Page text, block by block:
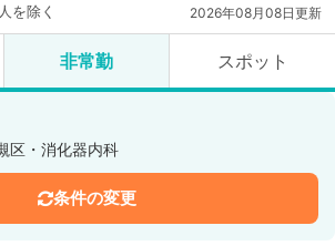
を除く 2026年08月08日更新
非常勤 スポット
区・消化器内科
条件の変更